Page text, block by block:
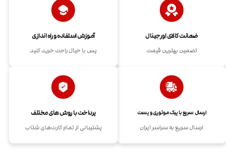
ضمانت کالای اورجینال
تضمین بهترین قیمت
آموزش استفاده و راه اندازی
پس با خیال راحت خرید کنید
ارسال سریع با پیک موتوری و پست
ارسال سریع به سراسر ایران
پرداخت با روش های مختلف
پشتیبانی از تمام کارت‌های شتاب